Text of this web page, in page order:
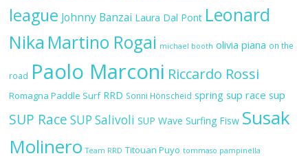
league Johnny Banzai Laura Dal Pont Leonard
Nika Martino Rogai michael booth olivia piana on the
road Paolo Marconi Riccardo Rossi
Romagna Paddle Surf RRD Sonni Hönscheid spring sup race sup
SUP Race SUP Salivoli SUP Wave Surfing Fisw Susak
Molinero Team RRD Titouan Puyo tommaso pampinella